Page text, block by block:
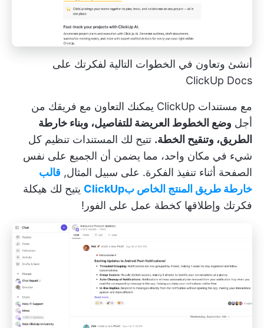
أنشئ وتعاون في الخطوات التالية لفكرتك على
ClickUp Docs
مع مستندات ClickUp
يمكنك التعاون مع فريقك من
أجل وضع الخطوط العريضة للتفاصيل، وبناء خارطة
الطريق، وتنقيح الخطة. تتيح لك المستندات تنظيم كل
شيء في مكان واحد، مما يضمن أن الجميع على نفس
الصفحة أثناء تنفيذ الفكرة. على سبيل المثال, قالب
خارطة طريق المنتج الخاص بClickUp
يتيح لك هيكلة
فكرتك وإطلاقها كخطة عمل على الفور!